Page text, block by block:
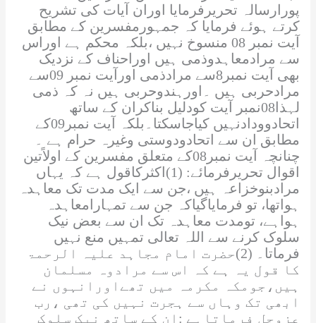
پورارسالہ تحریرفرمایا اوران آیات کی تشریح
کرتے ہوئے فرمایا کہ جمہورمفسرین کے مطابق
آیت نمبر 08 منسوخ نہیں ،بلکہ محکم ہے اوراس
سے مرادمعاہدوذمی ہیں اوراحناف کے نزدیک
بھی آیت نمبر8سے مرادذمی اورآیت نمبر 09سے
مرادحربی ہیں ۔اورہندوحربی ہیں نہ کہ ذمی
لہذا08نمبر آیت کودلیل بناکران کے ساتھ
اتحادوودادنہیں کیاجاسکتا۔بلکہ آیت نمبر09کے
مطابق ان سے اتحادودوستی وغیرہ حرام ہے ۔
چنانچہ آیت نمبر08کے متعلق مفسرین کے اولاًتین
اقوال تحریرفرمائے: (1)اکثرکاقول ہے کہ یہاں
مرادبنوخزاعہ ہیں ،جن سے ایک مدت تک معاہدہ
ہواتھا، تو فرمایاگیاکہ جن سے تمہارامعاہدہ
ہواہے، تومدت معاہدہ تک ان سے بعض نیک
سلوک کرنے سے اللہ
تعالی تمہیں منع نہیں
فرماتا۔ (2)حضرت امام مجاہد
علیہ الرحمۃ
کا قول یہ ہے کہ اس سے مرادوہ مسلمان
ہیں،جومکہ مکرمہ میں تھےاورانہوں نے
ابھی تک وہاں سے ہجرت نہیں کی تھی ،رب
عزوجل فرماتاہے :ان کے ساتھ نیک سلوک